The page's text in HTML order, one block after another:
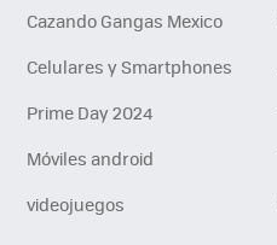
Cazando Gangas Mexico
Celulares y Smartphones
Prime Day 2024
Móviles android
videojuegos